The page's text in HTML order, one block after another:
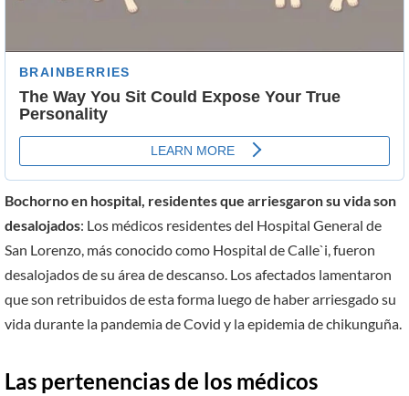
Bochorno en hospital, residentes que arriesgaron su vida son
desalojados: Los médicos residentes del Hospital General de
San Lorenzo, más conocido como Hospital de Calle`i, fueron
desalojados de su área de descanso. Los afectados lamentaron
que son retribuidos de esta forma luego de haber arriesgado su
vida durante la pandemia de Covid y la epidemia de chikunguña.
Las pertenencias de los médicos